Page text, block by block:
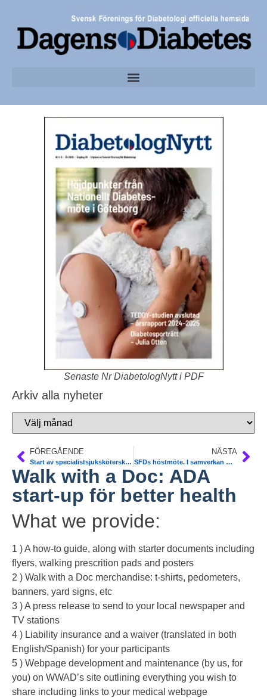
Senaste Nr DiabetologNytt i PDF
Arkiv alla nyheter
FÖREGÅENDE
Start av specialistsjuksköterskeutbildning inriktning Diabetes vid Uppsala Universitet.
NÄSTA
SFDs höstmöte. I samverkan med psykiatri- och allmänmedicinförening. Somatisk sjukdom och psykisk ohälsa – helhetssyn för god och jämlik vård. 9-10 oktober 2014, Münchenbryggeriet, Stockholm. Endast 1995 SEK.
Walk with a Doc: ADA
start-up för better health
What we provide:
1 ) A how-to guide, along with starter documents including
flyers, walking prescrition pads and posters
2 ) Walk with a Doc merchandise: t-shirts, pedometers,
banners, yard signs, etc
3 ) A press release to send to your local newspaper and
TV stations
4 ) Liability insurance and a waiver (translated in both
English/Spanish) for your participants
5 ) Webpage development and maintenance (by us, for
you) on WWAD’s site outlining everything you wish to
share including links to your medical webpage